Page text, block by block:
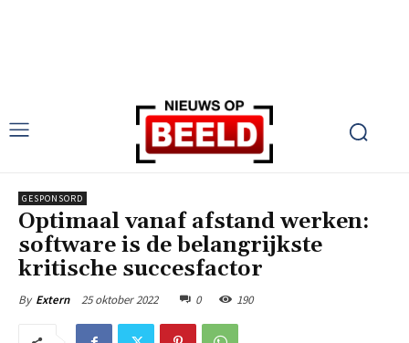
GESPONSORD
Optimaal vanaf afstand werken:
software is de belangrijkste
kritische succesfactor
By Extern 25 oktober 2022 0 190